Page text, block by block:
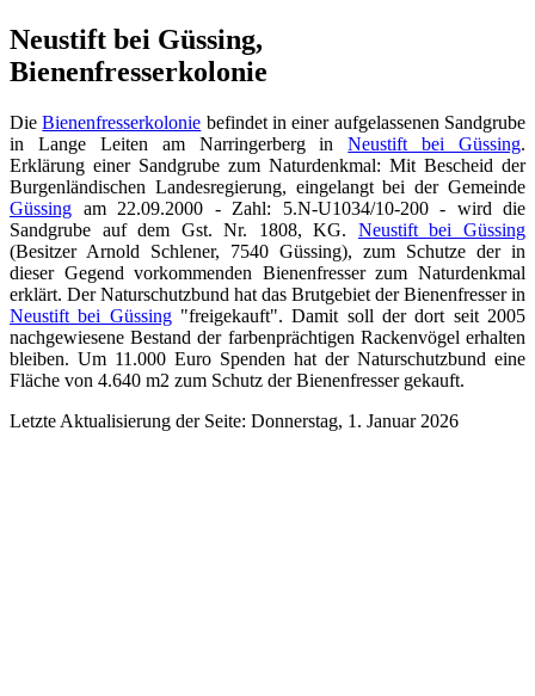
Neustift bei Güssing,
Bienenfresserkolonie
DieBienenfresserkolonie befindet in einer aufgelassenen Sandgrube
in Lange Leiten am Narringerberg inNeustift bei Güssing.
Erklärung einer Sandgrube zum Naturdenkmal: Mit Bescheid der
Burgenländischen Landesregierung, eingelangt bei der Gemeinde
Güssing am 22.09.2000 - Zahl: 5.N-U1034/10-200 - wird die
Sandgrube auf dem Gst. Nr. 1808, KG. Neustift bei Güssing
(Besitzer Arnold Schlener, 7540 Güssing), zum Schutze der in
dieser Gegend vorkommenden Bienenfresser zum Naturdenkmal
erklärt. Der Naturschutzbund hat das Brutgebiet der Bienenfresser in
Neustift bei Güssing"freigekauft". Damit soll der dort seit 2005
nachgewiesene Bestand der farbenprächtigen Rackenvögel erhalten
bleiben. Um 11.000 Euro Spenden hat der Naturschutzbund eine
Fläche von 4.640 m2 zum Schutz der Bienenfresser gekauft.
Letzte Aktualisierung der Seite: Donnerstag, 1. Januar 2026